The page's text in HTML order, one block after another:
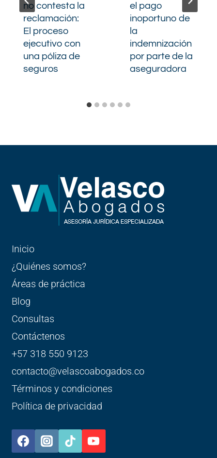
no contesta la
reclamación:
El proceso
ejecutivo con
una póliza de
seguros
el pago
inoportuno de
la
indemnización
por parte de la
aseguradora
Inicio
¿Quiénes somos?
Áreas de práctica
Blog
Consultas
Contáctenos
+57 318 550 9123
contacto@velascoabogados.co
Términos y condiciones
Política de privacidad